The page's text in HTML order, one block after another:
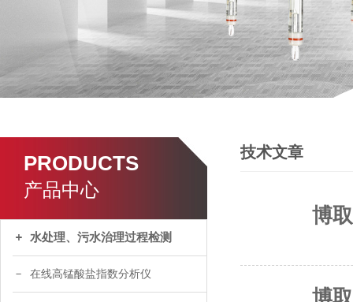
PRODUCTS
产品中心
水处理、污水治理过程检测
在线高锰酸盐指数分析仪
技术文章
博
博